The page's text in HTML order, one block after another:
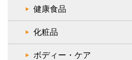
健康食品
化粧品
ボディー・ケア